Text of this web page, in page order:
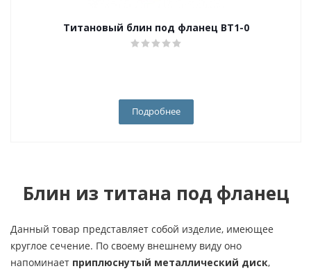
Титановый блин под фланец ВТ1-0
Подробнее
Блин из титана под фланец
Данный товар представляет собой изделие, имеющее
круглое сечение. По своему внешнему виду оно
напоминает приплюснутый металлический диск,